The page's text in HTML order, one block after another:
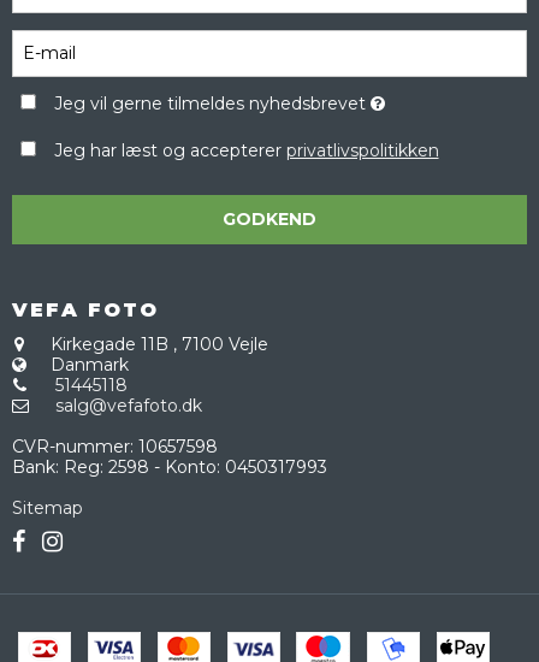
Jeg vil gerne tilmeldes nyhedsbrevet
Jeg har læst og accepterer privatlivspolitikken
GODKEND
VEFA FOTO
Kirkegade 11B , 7100 Vejle
Danmark
51445118
salg@vefafoto.dk
CVR-nummer: 10657598
Bank: Reg: 2598 - Konto: 0450317993
Sitemap